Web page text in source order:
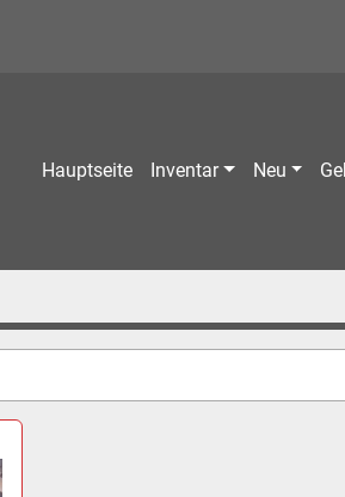
Hauptseite Inventar Neu